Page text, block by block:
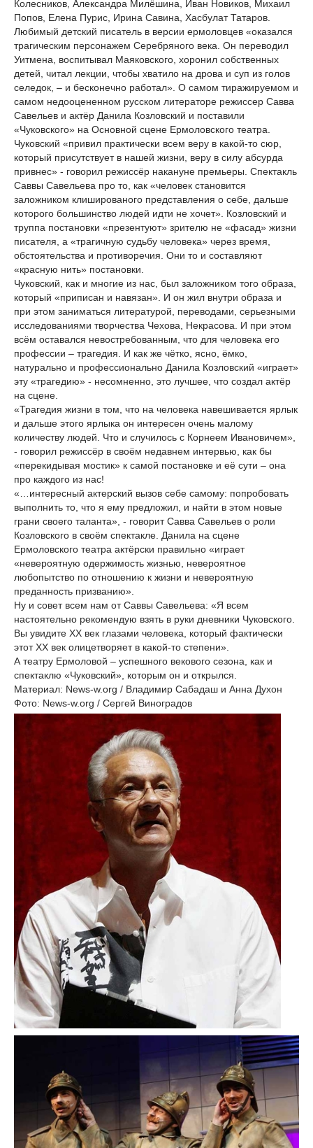
Колесников, Александра Милёшина, Иван Новиков, Михаил
Попов, Елена Пурис, Ирина Савина, Хасбулат Татаров.
Любимый детский писатель в версии ермоловцев «оказался
трагическим персонажем Серебряного века. Он переводил
Уитмена, воспитывал Маяковского, хоронил собственных
детей, читал лекции, чтобы хватило на дрова и суп из голов
селедок, – и бесконечно работал». О самом тиражируемом и
самом недооцененном русском литераторе режиссер Савва
Савельев и актёр Данила Козловский и поставили
«Чуковского» на Основной сцене Ермоловского театра.
Чуковский «привил практически всем веру в какой-то сюр,
который присутствует в нашей жизни, веру в силу абсурда
привнес» - говорил режиссёр накануне премьеры. Спектакль
Саввы Савельева про то, как «человек становится
заложником клишированого представления о себе, дальше
которого большинство людей идти не хочет». Козловский и
труппа постановки «презентуют» зрителю не «фасад» жизни
писателя, а «трагичную судьбу человека» через время,
обстоятельства и противоречия. Они то и составляют
«красную нить» постановки.
Чуковский, как и многие из нас, был заложником того образа,
который «приписан и навязан». И он жил внутри образа и
при этом заниматься литературой, переводами, серьезными
исследованиями творчества Чехова, Некрасова. И при этом
всём оставался невостребованным, что для человека его
профессии – трагедия. И как же чётко, ясно, ёмко,
натурально и профессионально Данила Козловский «играет»
эту «трагедию» - несомненно, это лучшее, что создал актёр
на сцене.
«Трагедия жизни в том, что на человека навешивается ярлык
и дальше этого ярлыка он интересен очень малому
количеству людей. Что и случилось с Корнеем Ивановичем»,
- говорил режиссёр в своём недавнем интервью, как бы
«перекидывая мостик» к самой постановке и её сути – она
про каждого из нас!
«…интересный актерский вызов себе самому: попробовать
выполнить то, что я ему предложил, и найти в этом новые
грани своего таланта», - говорит Савва Савельев о роли
Козловского в своём спектакле. Данила на сцене
Ермоловского театра актёрски правильно «играет
«невероятную одержимость жизнью, невероятное
любопытство по отношению к жизни и невероятную
преданность призванию».
Ну и совет всем нам от Саввы Савельева: «Я всем
настоятельно рекомендую взять в руки дневники Чуковского.
Вы увидите XX век глазами человека, который фактически
этот XX век олицетворяет в какой-то степени».
А театру Ермоловой – успешного векового сезона, как и
спектаклю «Чуковский», которым он и открылся.
Материал: News-w.org / Владимир Сабадаш и Анна Духон
Фото: News-w.org / Сергей Виноградов